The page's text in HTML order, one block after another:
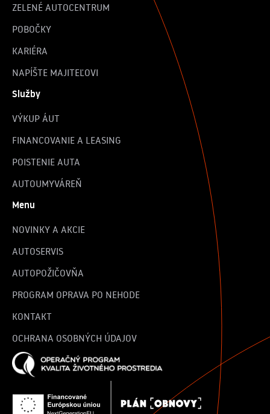
ZELENÉ AUTOCENTRUM
POBOČKY
KARIÉRA
NAPÍŠTE MAJITEĽOVI
Služby
VÝKUP ÁUT
FINANCOVANIE A LEASING
POISTENIE AUTA
AUTOUMYVÁREŇ
Menu
NOVINKY A AKCIE
AUTOSERVIS
AUTOPOŽIČOVŇA
PROGRAM OPRAVA PO NEHODE
KONTAKT
OCHRANA OSOBNÝCH ÚDAJOV